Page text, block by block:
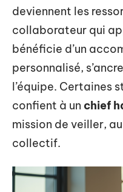
deviennent les
collaborateur qui
bénéficie d’un
personnalisé,
l’équipe. Certaines
confient à un chief
mission de veiller,
collectif.